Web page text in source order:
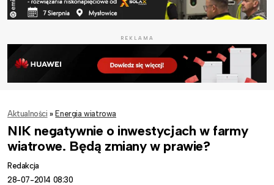
REKLAMA
Aktualności » Energia wiatrowa
NIK negatywnie o inwestycjach w farmy
wiatrowe. Będą zmiany w prawie?
Redakcja
28-07-2014 08:30